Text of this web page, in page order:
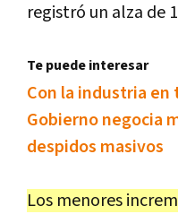
registró un alza de
Te puede interesar
Con la industria
Gobierno negocia
despidos masivos
Los menores